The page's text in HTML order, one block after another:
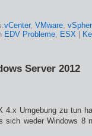
vCenter, VMware,
EDV Probleme, ESX
Server 2012
4.x Umgebung zu tun
sich weder Windows 8